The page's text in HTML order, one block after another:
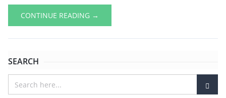
CONTINUE READING →
SEARCH